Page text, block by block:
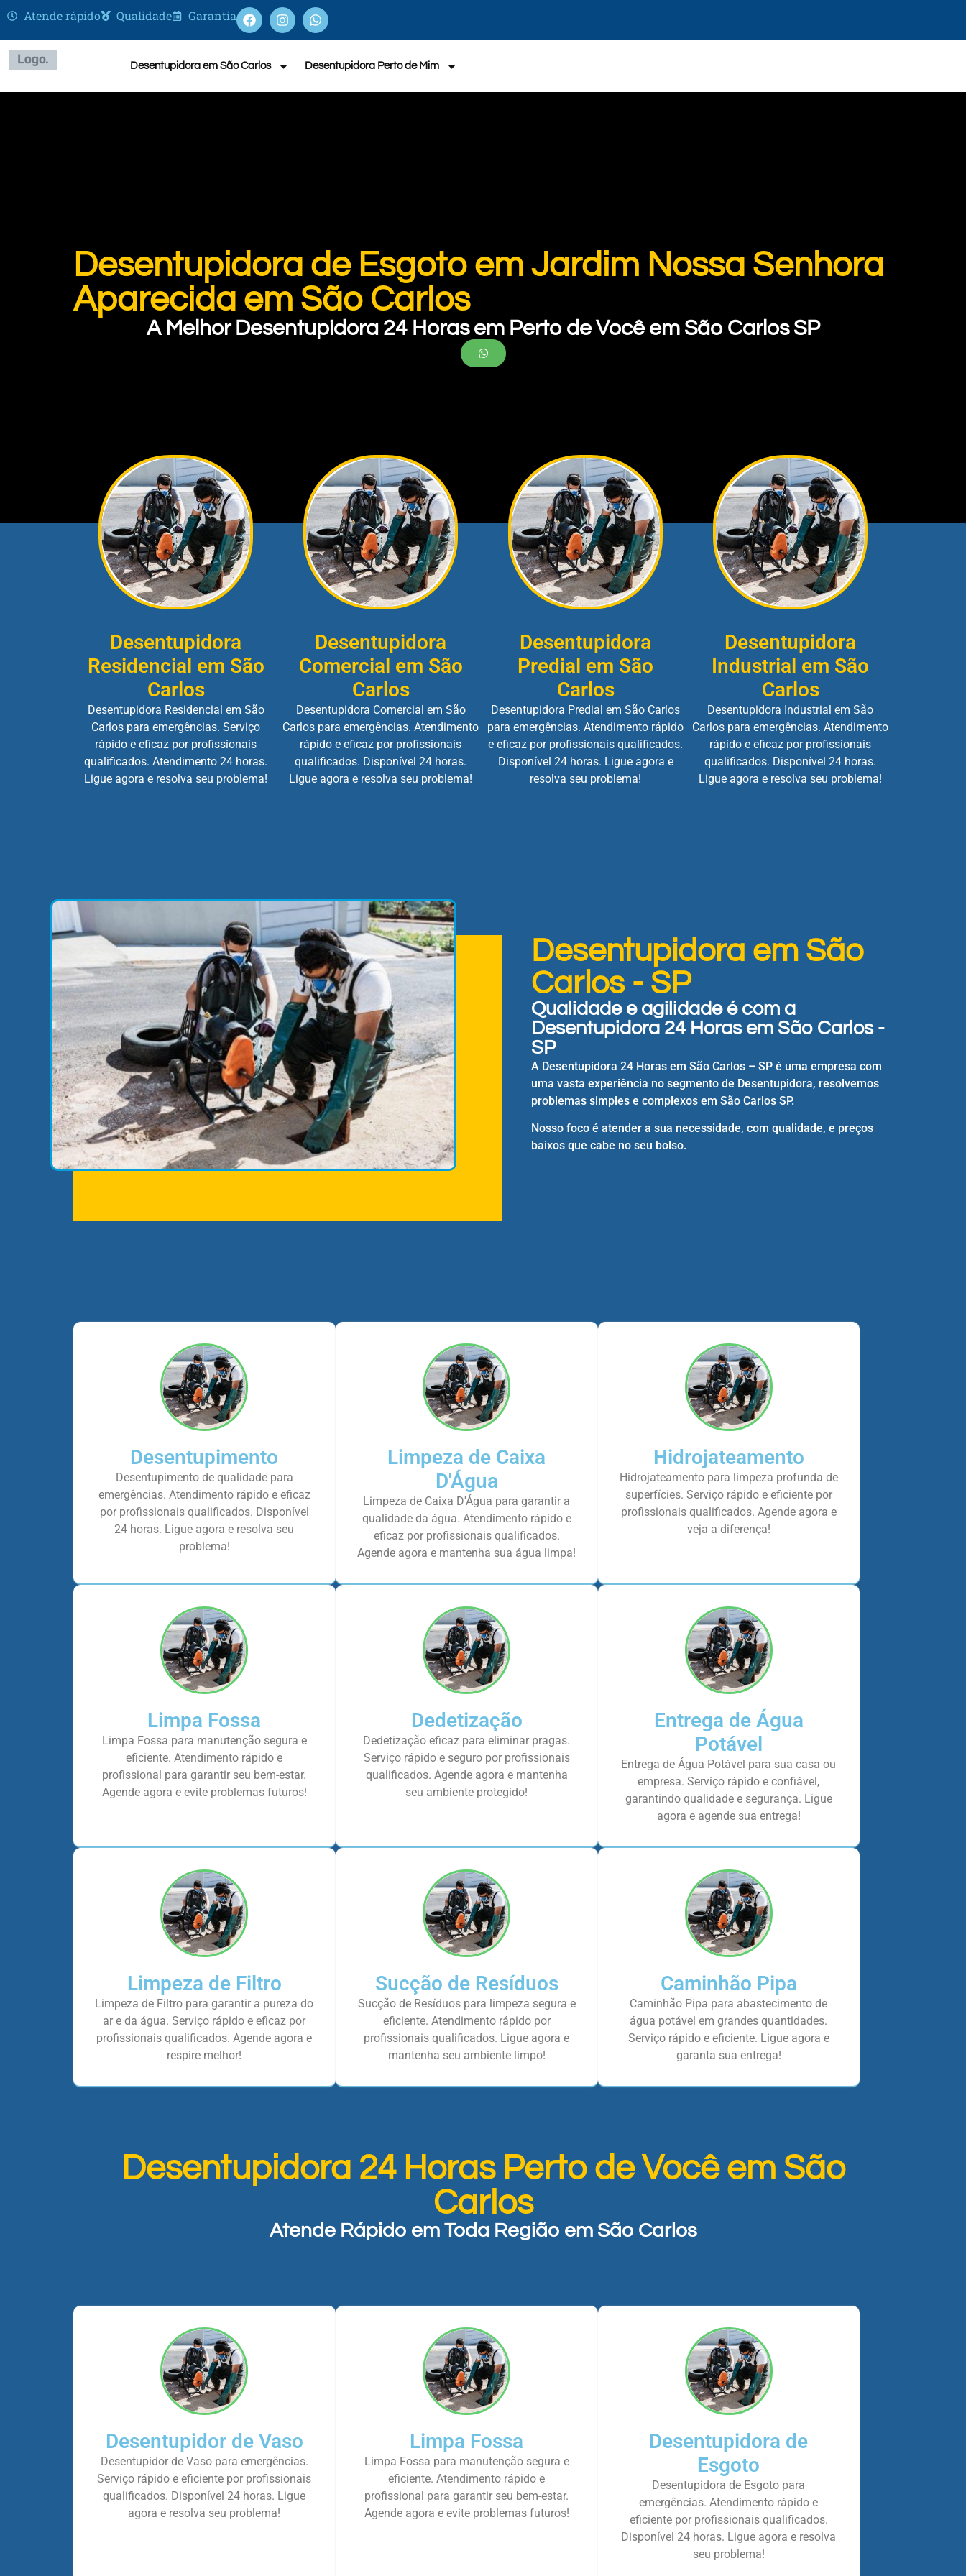
Atende rápido Qualidade Garantia
Desentupidora em São Carlos Desentupidora Perto de Mim
Desentupidora de Esgoto em Jardim Nossa Senhora
Aparecida em São Carlos
A Melhor Desentupidora 24 Horas em Perto de Você em São Carlos SP
Desentupidora
Residencial em São
Carlos
Desentupidora Residencial em São
Carlos para emergências. Serviço
rápido e eficaz por profissionais
qualificados. Atendimento 24 horas.
Ligue agora e resolva seu problema!
Desentupidora
Comercial em São
Carlos
Desentupidora Comercial em São
Carlos para emergências. Atendimento
rápido e eficaz por profissionais
qualificados. Disponível 24 horas.
Ligue agora e resolva seu problema!
Desentupidora
Predial em São
Carlos
Desentupidora Predial em São Carlos
para emergências. Atendimento rápido
e eficaz por profissionais qualificados.
Disponível 24 horas. Ligue agora e
resolva seu problema!
Desentupidora
Industrial em São
Carlos
Desentupidora Industrial em São
Carlos para emergências. Atendimento
rápido e eficaz por profissionais
qualificados. Disponível 24 horas.
Ligue agora e resolva seu problema!
Desentupidora em São
Carlos - SP
Qualidade e agilidade é com a
Desentupidora 24 Horas em São Carlos -
SP
A Desentupidora 24 Horas em São Carlos – SP é uma empresa com
uma vasta experiência no segmento de Desentupidora, resolvemos
problemas simples e complexos em São Carlos SP.
Nosso foco é atender a sua necessidade, com qualidade, e preços
baixos que cabe no seu bolso.
Desentupimento
Desentupimento de qualidade para
emergências. Atendimento rápido e eficaz
por profissionais qualificados. Disponível
24 horas. Ligue agora e resolva seu
problema!
Limpeza de Caixa
D'Água
Limpeza de Caixa D'Água para garantir a
qualidade da água. Atendimento rápido e
eficaz por profissionais qualificados.
Agende agora e mantenha sua água limpa!
Hidrojateamento
Hidrojateamento para limpeza profunda de
superfícies. Serviço rápido e eficiente por
profissionais qualificados. Agende agora e
veja a diferença!
Limpa Fossa
Limpa Fossa para manutenção segura e
eficiente. Atendimento rápido e
profissional para garantir seu bem-estar.
Agende agora e evite problemas futuros!
Dedetização
Dedetização eficaz para eliminar pragas.
Serviço rápido e seguro por profissionais
qualificados. Agende agora e mantenha
seu ambiente protegido!
Entrega de Água
Potável
Entrega de Água Potável para sua casa ou
empresa. Serviço rápido e confiável,
garantindo qualidade e segurança. Ligue
agora e agende sua entrega!
Limpeza de Filtro
Limpeza de Filtro para garantir a pureza do
ar e da água. Serviço rápido e eficaz por
profissionais qualificados. Agende agora e
respire melhor!
Sucção de Resíduos
Sucção de Resíduos para limpeza segura e
eficiente. Atendimento rápido por
profissionais qualificados. Ligue agora e
mantenha seu ambiente limpo!
Caminhão Pipa
Caminhão Pipa para abastecimento de
água potável em grandes quantidades.
Serviço rápido e eficiente. Ligue agora e
garanta sua entrega!
Desentupidora 24 Horas Perto de Você em São
Carlos
Atende Rápido em Toda Região em São Carlos
Desentupidor de Vaso
Desentupidor de Vaso para emergências.
Serviço rápido e eficiente por profissionais
qualificados. Disponível 24 horas. Ligue
agora e resolva seu problema!
Limpa Fossa
Limpa Fossa para manutenção segura e
eficiente. Atendimento rápido e
profissional para garantir seu bem-estar.
Agende agora e evite problemas futuros!
Desentupidora de
Esgoto
Desentupidora de Esgoto para
emergências. Atendimento rápido e
eficiente por profissionais qualificados.
Disponível 24 horas. Ligue agora e resolva
seu problema!